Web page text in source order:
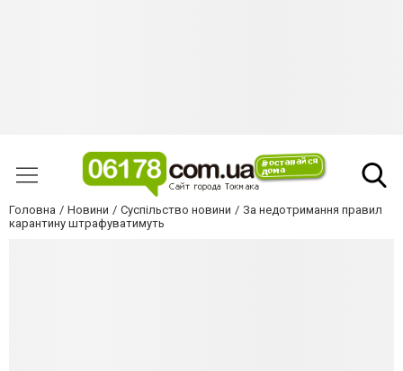
Головна Новини Суспільство новини
За недотримання правил
карантину штрафуватимуть